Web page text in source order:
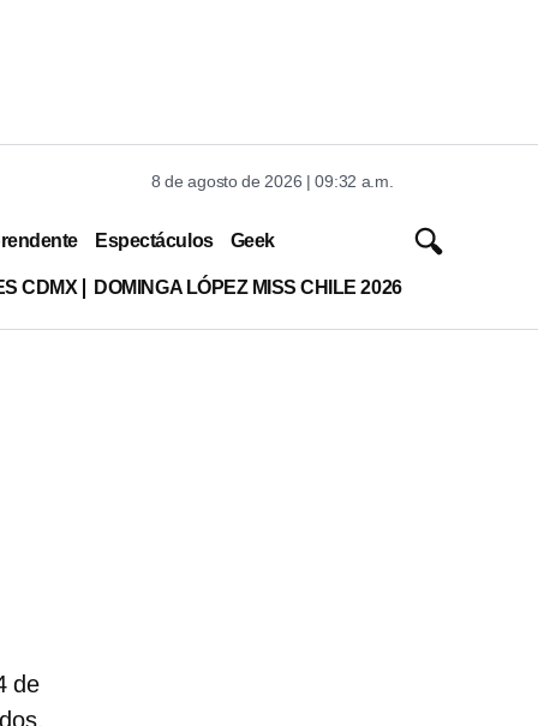
8 de agosto de 2026 | 09:32 a.m.
Espectáculos Geek
CDMX DOMINGA LÓPEZ MISS CHILE 2026
de